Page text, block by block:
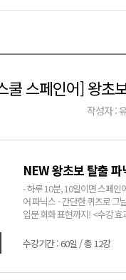
쿨 스페인어] 왕초
작성자 :
NEW 왕초보 탈출 파
- 하루 10분, 10일이면 스페인
어 파닉스 - 간단한 퀴즈로 그
입문 회화 표현까지! <수강 효과> - 10일이면 스페인어를 읽을 수 있다! - 나도 모르게 머릿속에 입력
왕초보탈출 강의를 듣기 위한
수강기간 : 60일 / 총 12강